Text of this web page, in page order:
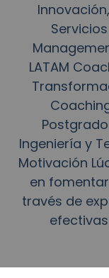
LATAM
Ingeniería y
Motivación
en
través de